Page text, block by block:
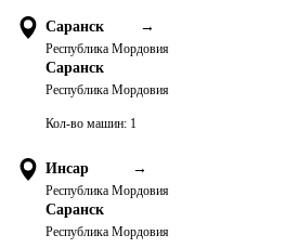
Саранск →
Республика Мордовия
Саранск
Республика Мордовия
Кол-во машин: 1
Инсар →
Республика Мордовия
Саранск
Республика Мордовия